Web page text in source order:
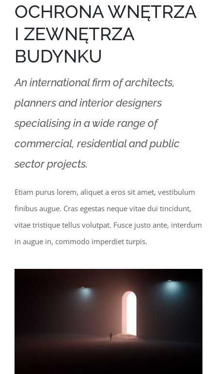
OCHRONA WNĘTRZA
I ZEWNĘTRZA
BUDYNKU
An international firm of architects,
planners and interior designers
specialising in a wide range of
commercial, residential and public
sector projects.
Etiam purus lorem, aliquet a eros sit amet, vestibulum
finibus augue. Cras egestas neque vitae dui tincidunt,
vitae tristique tellus volutpat. Fusce justo ante, interdum
in augue in, commodo imperdiet turpis.